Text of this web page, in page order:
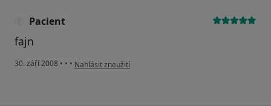
Pacient
fajn
30. září 2008 • • • podle názoru uživatele Pacient
Nahlásit zneužití